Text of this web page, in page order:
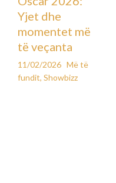
Yjet dhe
momentet më
të veçanta
11/02/2026 Më të
fundit,Showbizz